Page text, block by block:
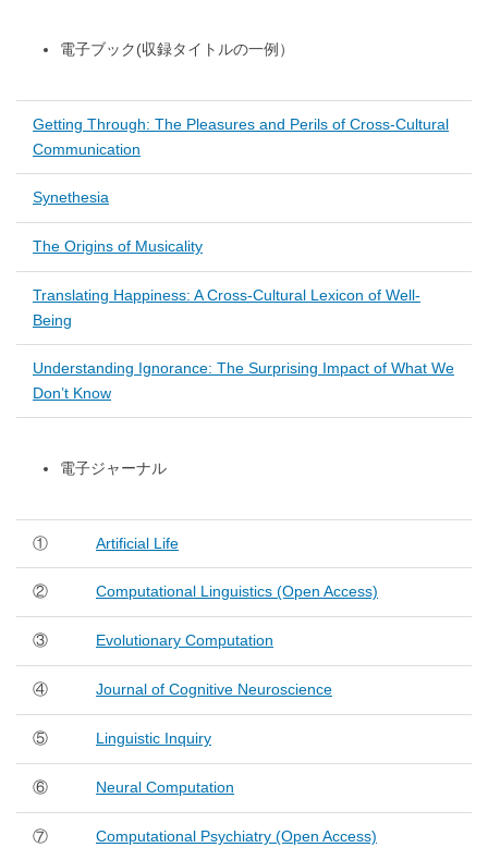
電子ブック(収録タイトルの一例）
Getting Through: The Pleasures and Perils of Cross-Cultural
Communication
Synethesia
The Origins of Musicality
Translating Happiness: A Cross-Cultural Lexicon of Well-
Being
Understanding Ignorance: The Surprising Impact of What We
Don’t Know
電子ジャーナル
① Artificial Life
② Computational Linguistics (Open Access)
③ Evolutionary Computation
④ Journal of Cognitive Neuroscience
⑤ Linguistic Inquiry
⑥ Neural Computation
⑦ Computational Psychiatry (Open Access)